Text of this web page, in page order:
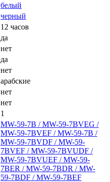
белый
черный
12 часов
да
нет
да
нет
арабские
нет
нет
1
MW-59-7B / MW-59-7BVEG /
MW-59-7BVEF / MW-59-7B /
MW-59-7BVDF / MW-59-
7BVEF / MW-59-7BVUDF /
MW-59-7BVUEF / MW-59-
7BER / MW-59-7BDR / MW-
59-7BDF / MW-59-7BEF